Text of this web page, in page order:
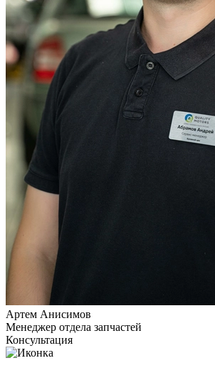
Артем Анисимов
Менеджер отдела запчастей
Консультация